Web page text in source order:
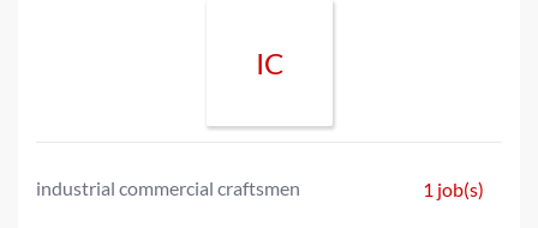
IC
industrial commercial craftsmen 1 job(s)